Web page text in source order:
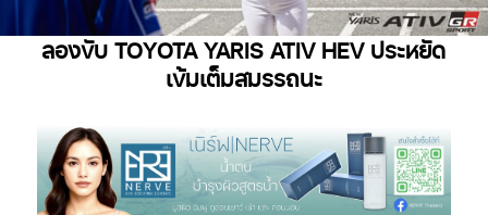
ลองขับ TOYOTA YARIS ATIV HEV ประหยัด
เข้มเต็มสมรรถนะ